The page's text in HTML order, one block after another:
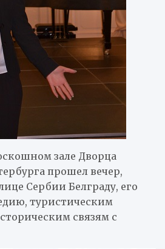
зале Дворца
прошел вечер,
Сербии Белграду, его
туристическим
связям с